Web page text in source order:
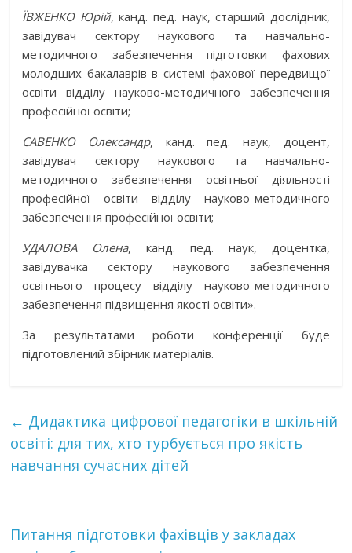
ЇВЖЕНКО Юрій, канд. пед. наук, старший дослідник,
завідувач сектору наукового та навчально-
методичного забезпечення підготовки фахових
молодших бакалаврів в системі фахової передвищої
освіти відділу науково-методичного забезпечення
професійної освіти;
САВЕНКО Олександр, канд. пед. наук, доцент,
завідувач сектору наукового та навчально-
методичного забезпечення освітньої діяльності
професійної освіти відділу науково-методичного
забезпечення професійної освіти;
УДАЛОВА Олена, канд. пед. наук, доцентка,
завідувачка сектору наукового забезпечення
освітнього процесу відділу науково-методичного
забезпечення підвищення якості освіти».
За результатами роботи конференції буде
підготовлений збірник матеріалів.
← Дидактика цифрової педагогіки в шкільній
освіті: для тих, хто турбується про якість
навчання сучасних дітей
Питання підготовки фахівців у закладах